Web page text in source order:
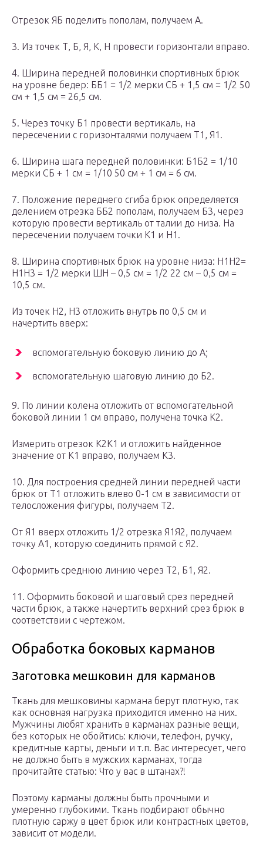
Отрезок ЯБ поделить пополам, получаем А.
3. Из точек Т, Б, Я, К, Н провести горизонтали вправо.
4. Ширина передней половинки спортивных брюк
на уровне бедер: ББ1 = 1/2 мерки СБ + 1,5 см = 1/2 50
см + 1,5 см = 26,5 см.
5. Через точку Б1 провести вертикаль, на
пересечении с горизонталями получаем Т1, Я1.
6. Ширина шага передней половинки: Б1Б2 = 1/10
мерки СБ + 1 см = 1/10 50 см + 1 см = 6 см.
7. Положение переднего сгиба брюк определяется
делением отрезка ББ2 пополам, получаем Б3, через
которую провести вертикаль от талии до низа. На
пересечении получаем точки К1 и Н1.
8. Ширина спортивных брюк на уровне низа: Н1Н2=
Н1Н3 = 1/2 мерки ШН – 0,5 см = 1/2 22 см – 0,5 см =
10,5 см.
Из точек Н2, Н3 отложить внутрь по 0,5 см и
начертить вверх:
вспомогательную боковую линию до А;
вспомогательную шаговую линию до Б2.
9. По линии колена отложить от вспомогательной
боковой линии 1 см вправо, получена точка К2.
Измерить отрезок К2К1 и отложить найденное
значение от К1 вправо, получаем К3.
10. Для построения средней линии передней части
брюк от Т1 отложить влево 0-1 см в зависимости от
телосложения фигуры, получаем Т2.
От Я1 вверх отложить 1/2 отрезка Я1Я2, получаем
точку А1, которую соединить прямой с Я2.
Оформить среднюю линию через Т2, Б1, Я2.
11. Оформить боковой и шаговый срез передней
части брюк, а также начертить верхний срез брюк в
соответствии с чертежом.
Обработка боковых карманов
Заготовка мешковин для карманов
Ткань для мешковины кармана берут плотную, так
как основная нагрузка приходится именно на них.
Мужчины любят хранить в карманах разные вещи,
без которых не обойтись: ключи, телефон, ручку,
кредитные карты, деньги и т.п. Вас интересует, чего
не должно быть в мужских карманах, тогда
прочитайте статью: Что у вас в штанах?!
Поэтому карманы должны быть прочными и
умеренно глубокими. Ткань подбирают обычно
плотную саржу в цвет брюк или контрастных цветов,
зависит от модели.